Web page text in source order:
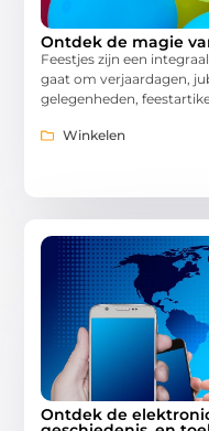
Ontdek de magie
Feestjes zijn een
gaat om verjaardagen,
gelegenheden,
Winkelen
Ontdek de